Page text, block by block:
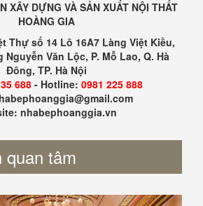
XÂY DỰNG VÀ SẢN XUẤT NỘI THẤT
HOÀNG GIA
Thự số 14 Lô 16A7 Làng Việt Kiều,
Văn Lộc, P. Mỗ Lao, Q. Hà
Đông, TP. Hà Nội
688 - Hotline: 0981 225 888
nhabephoanggia.vn
quan tâm